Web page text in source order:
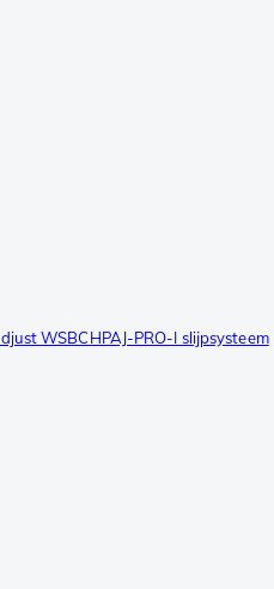
WSBCHPAJ-PRO-I slijpsysteem